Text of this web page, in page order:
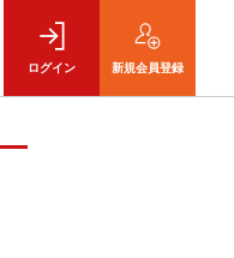
ログイン 新規会員登録